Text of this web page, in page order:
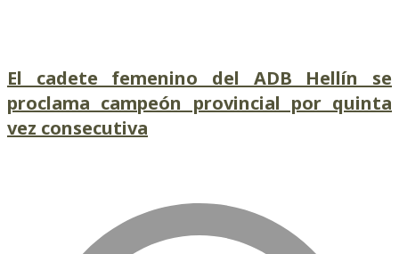
El cadete femenino del ADB Hellín se
proclama campeón provincial por quinta
vez consecutiva